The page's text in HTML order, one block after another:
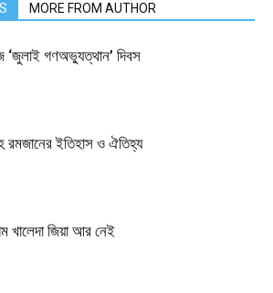
MORE FROM AUTHOR
গণঅভ্যুত্থান’ দিবস
রমজানের ইতিহাস ও ঐতিহ্য
খালেদা জিয়া আর নেই